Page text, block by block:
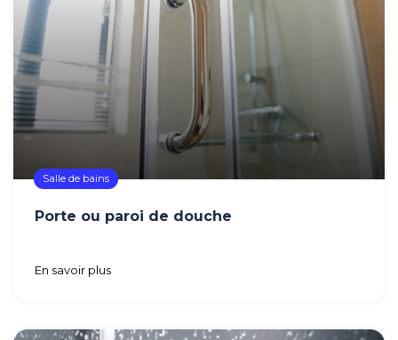
Salle de bains
Porte ou paroi de douche
En savoir plus